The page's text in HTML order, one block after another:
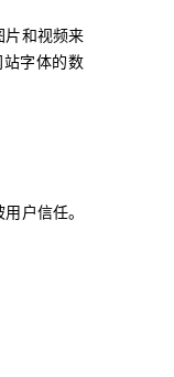
片和视频来
字体的数
户信任。